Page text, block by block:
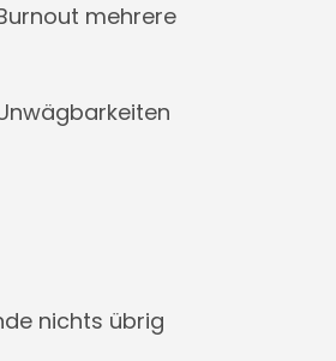
mehrere
nichts übrig